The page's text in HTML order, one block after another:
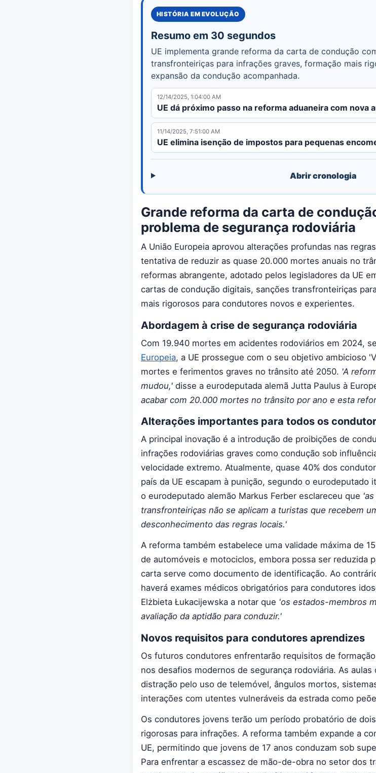
HISTÓRIA EM EVOLUÇÃO
Resumo em 30 segundos
UE implementa grande reforma da carta de condução
transfronteiriças para infrações graves, formação mais
expansão da condução acompanhada.
12/14/2025, 1:04:00 AM
UE dá próximo passo na reforma aduaneira com nova
11/14/2025, 7:51:00 AM
UE elimina isenção de impostos para pequenas
Abrir cronologia
Grande reforma da carta de
problema de segurança rodoviária
A União Europeia aprovou alterações profundas nas
tentativa de reduzir as quase 20.000 mortes anuais no
reformas abrangente, adotado pelos legisladores da UE
cartas de condução digitais, sanções transfronteiriças
mais rigorosos para condutores novos e experientes.
Abordagem à crise de segurança rodoviária
Com 19.940 mortes em acidentes rodoviários em 2024,
Europeia, a UE prossegue com o seu objetivo ambicioso
mortes e ferimentos graves no trânsito até 2050. 'A
mudou,' disse a eurodeputada alemã Jutta Paulus à
acabar com 20.000 mortes no trânsito por ano e esta
Alterações importantes para todos os
A principal inovação é a introdução de proibições de
infrações rodoviárias graves como condução sob
velocidade extremo. Atualmente, quase 40% dos
país da UE escapam à punição, segundo o eurodeputado
o eurodeputado alemão Markus Ferber esclareceu que
transfronteiriças não se aplicam a turistas que recebem
desconhecimento das regras locais.'
A reforma também estabelece uma validade máxima de
de automóveis e motociclos, embora possa ser reduzida
carta serve como documento de identificação. Ao
haverá exames médicos obrigatórios para condutores
Elżbieta Łukacijewska a notar que 'os estados-membros
avaliação da aptidão para conduzir.'
Novos requisitos para condutores aprendizes
Os futuros condutores enfrentarão requisitos de
nos desafios modernos de segurança rodoviária. As
distração pelo uso de telemóvel, ângulos mortos,
interações com utentes vulneráveis da estrada como
Os condutores jovens terão um período probatório de
rigorosas para infrações. A reforma também expande a
UE, permitindo que jovens de 17 anos conduzam sob
Para enfrentar a escassez de mão-de-obra no setor dos